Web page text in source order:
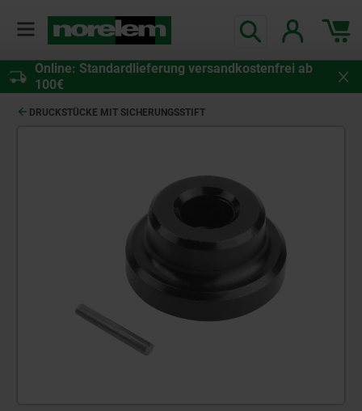
Online: Standardlieferung versandkostenfrei ab
100€
DRUCKSTÜCKE MIT SICHERUNGSSTIFT